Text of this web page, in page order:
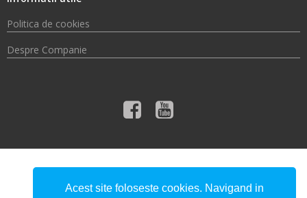
Politica de cookies
Despre Companie
© 2026 Compania de Apă Someș S.A.
Acest site foloseste cookies. Navigand in